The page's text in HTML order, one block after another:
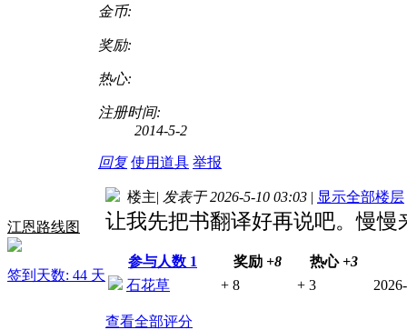
金币:
奖励:
热心:
注册时间:
2014-5-2
回复 使用道具 举报
江恩路线图
签到天数: 44 天
楼主| 发表于 2026-5-10 03:03 | 显示全部楼层
让我先把书翻译好再说吧。慢慢
参与人数 1 奖励 +8 热心 +3
石花草
+ 8 + 3
查看全部评分